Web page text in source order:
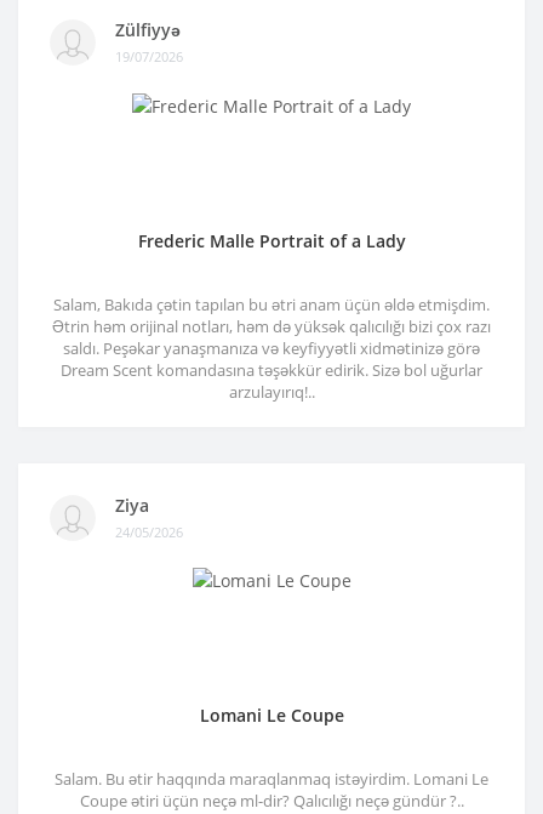
Zülfiyyə
19/07/2026
Frederic Malle Portrait of a Lady
Salam, Bakıda çətin tapılan bu ətri anam üçün əldə etmişdim.
Ətrin həm orijinal notları, həm də yüksək qalıcılığı bizi çox razı
saldı. Peşəkar yanaşmanıza və keyfiyyətli xidmətinizə görə
Dream Scent komandasına təşəkkür edirik. Sizə bol uğurlar
arzulayırıq!..
Ziya
24/05/2026
Lomani Le Coupe
Salam. Bu ətir haqqında maraqlanmaq istəyirdim. Lomani Le
Coupe ətiri üçün neçə ml-dir? Qalıcılığı neçə gündür ?..